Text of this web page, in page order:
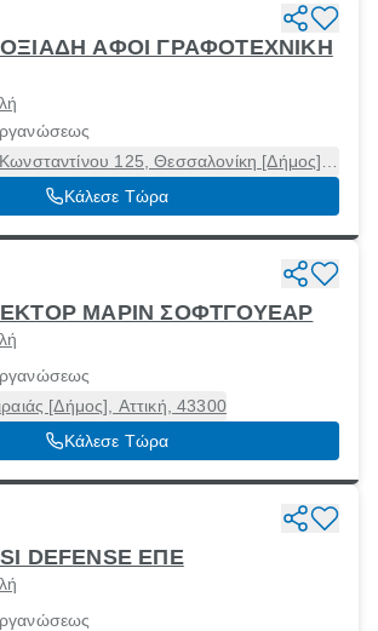
ΑΦΟΙ ΓΡΑΦΟΤΕΧΝΙΚΗ
125, Θεσσαλονίκη [Δήμος],
Θεσσαλονίκη, 54248
Κάλεσε Τώρα
ΜΑΡΙΝ ΣΟΦΤΓΟΥΕΑΡ
[Δήμος], Αττική, 43300
Κάλεσε Τώρα
DEFENSE ΕΠΕ